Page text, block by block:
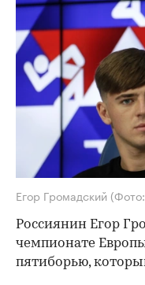
Егор Громадский
Россиянин Егор
чемпионате
пятиборью,